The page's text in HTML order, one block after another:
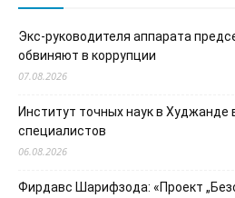
Экс-руководителя аппарата
обвиняют в коррупции
07.08.2026
Институт точных наук в Худжанде
специалистов
06.08.2026
Фирдавс Шарифзода: «Проект